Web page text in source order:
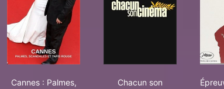
Cannes : Palmes,
Chacun son